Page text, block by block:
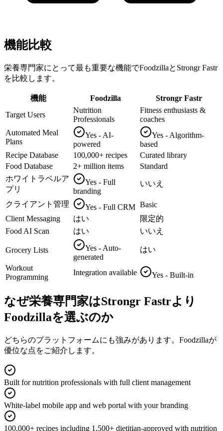
機能比較
栄養専門家にとって最も重要な機能でFoodzillaとStrongr Fastr
を比較します。
機能 Foodzilla
Strongr Fastr
Target Users
Nutrition
Professionals
Fitness enthusiasts &
coaches
Automated Meal
Plans
Yes - AI-
powered
Yes - Algorithm-
based
Recipe Database
100,000+ recipes
Curated library
Food Database
2+ million items
Standard
ホワイトラベルア
プリ
Yes - Full
branding
いいえ
クライアント管理 Yes - Full CRM Basic
Client Messaging
はい
限定的
Food AI Scan
はい いいえ
Grocery Lists
Yes - Auto-
generated
はい
Workout
Programming
Integration available Yes - Built-in
なぜ栄養専門家はStrongr Fastrより
Foodzillaを選ぶのか
どちらのプラットフォームにも強みがあります。Foodzillaが
優位な点をご紹介します。
Built for nutrition professionals with full client management
White-label mobile app and web portal with your branding
100,000+ recipes including 1,500+ dietitian-approved with nutrition